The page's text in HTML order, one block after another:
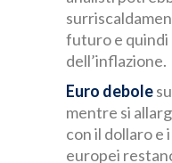
futuro e quindi
dell’inflazione.
Euro debole
mentre si
con il dollaro e i
europei